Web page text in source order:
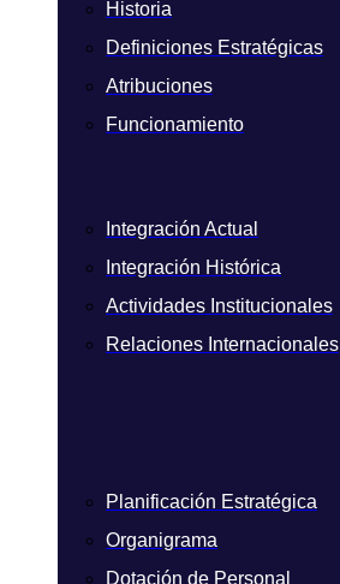
Historia
Definiciones Estratégicas
Atribuciones
Funcionamiento
Integración Actual
Integración Histórica
Actividades Institucionales
Relaciones Internacionales
Planificación Estratégica
Organigrama
Dotación de Personal